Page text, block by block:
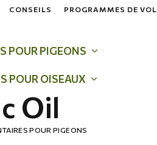
CONSEILS PROGRAMMES DE VOL
POUR PIGEONS
POUR OISEAUX
Oil
POUR PIGEONS